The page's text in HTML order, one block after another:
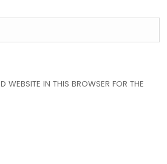
WEBSITE IN THIS BROWSER FOR THE